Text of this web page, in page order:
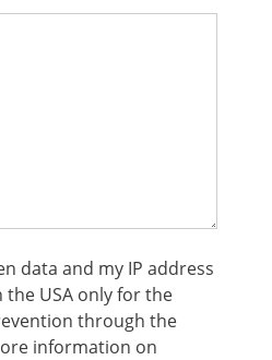
data and my IP address
the USA only for the
through the
information on